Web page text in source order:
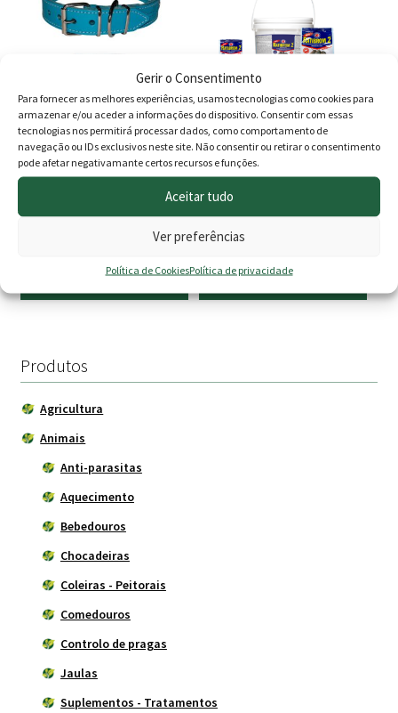
Gerir o Consentimento
Para fornecer as melhores experiências, usamos tecnologias como cookies para
armazenar e/ou aceder a informações do dispositivo. Consentir com essas
tecnologias nos permitirá processar dados, como comportamento de
navegação ou IDs exclusivos neste site. Não consentir ou retirar o consentimento
pode afetar negativamante certos recursos e funções.
Aceitar tudo
Ver preferências
Política de CookiesPolítica de privacidade
Coleira Tuynec Cor Azul
(Para coleiras
25.00€ Price
range:
20.00 €
multiple
options
may
be
chosen
Ratibrom 2 Isco Fresco
2.00
2.00 €
variants.
The
options
may
be
chosen
product
Produtos
Agricultura
Animais
Anti-parasitas
Aquecimento
Bebedouros
Chocadeiras
Coleiras - Peitorais
Comedouros
Controlo de pragas
Jaulas
Suplementos - Tratamentos